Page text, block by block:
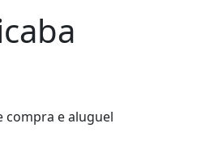
compra e aluguel